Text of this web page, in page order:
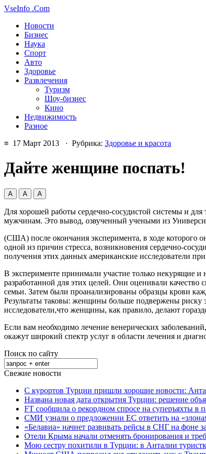
VseInfo .Com
Новости
Бизнес
Наука
Спорт
Авто
Здоровье
Развлечения
Туризм
Шоу-бизнес
Кино
Недвижимость
Разное
≡ 17 Март 2013 · Рубрика: Здоровье и красота
Дайте женщине поспать!
А А А
Для хорошей работы сердечно-сосудистой системы и
мужчинам. Это вывод, озвученный учеными из
(США) после окончания эксперимента, в ходе которого
одной из причин стресса, возникновения сердечно-
получения этих данных американские исследователи
В эксперименте принимали участие только некурящие
разработанной для этих целей. Они оценивали качество
семьи. Затем были проанализированы образцы крови
Результаты таковы: женщины больше подвержены риску
исследователи,что женщины, как правило, делают
Если вам необходимо лечение венерических
окажут широкий спектр услуг в области лечения и
Поиск по сайту
Свежие новости
С курортов Турции пришли хорошие новости:
Названа новая дата открытия Турции: решение
FT сообщила о рекордном спросе на суперъяхты в
СМИ узнали о предложении ЕС ответить на
«Белавиа» начнет развивать рейсы в СНГ на фоне
Отели Крыма начали отменять бронирования и
Мою сестру похитили в Турции: в Анталии